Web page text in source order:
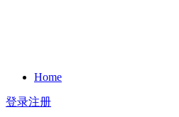
Home
登录注册